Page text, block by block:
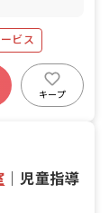
ビス
キープ
児童指導